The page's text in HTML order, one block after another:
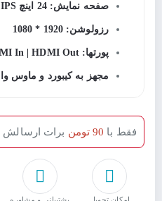
صفحه نمایش: 24 اینچ IPS
رزولوشن: 1920 * 1080
پورتها: LAN | USB 3 | HDMI In | HDMI Out
مجهز به کیبورد و ماوس
فقط با 90 تومن برات ارسالش